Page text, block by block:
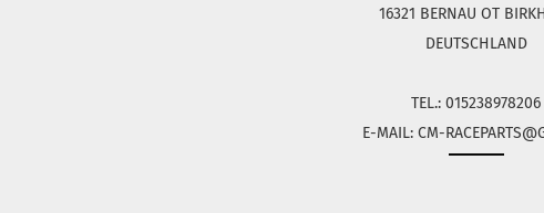
16321 BERNAU OT
DEUTSCHLAND
TEL.: 015238978206
E-MAIL: CM-